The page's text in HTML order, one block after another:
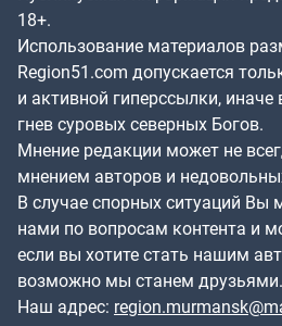
18+.
Использование материалов
Region51.com допускается
и активной гиперссылки,
гнев суровых северных Богов.
Мнение редакции может не
мнением авторов и
В случае спорных ситуаций Вы
нами по вопросам контента и
если вы хотите стать нашим
возможно мы станем друзьями.
Наш адрес: